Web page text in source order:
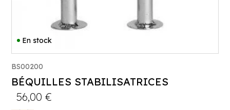
En stock
BS00200
BÉQUILLES STABILISATRICES
56,00€